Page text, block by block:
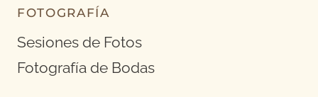
FOTOGRAFÍA
Sesiones de Fotos
Fotografía de Bodas